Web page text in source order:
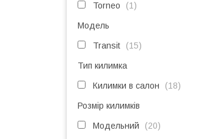
Torneo 1
Модель
Transit 15
Тип килимка
Килимки в салон 18
Розмір килимків
Модельний 20